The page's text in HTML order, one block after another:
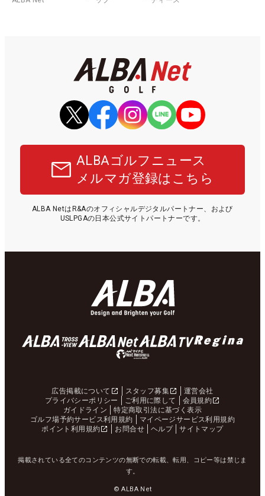
ALBAゴルフニュース
メルマガ登録はこちら
ALBA NetはR&Aのオフィシャルデジタルパートナー、および
USLPGAの日本公式サイトパートナーです。
広告掲載について スタッフ募集
運営会社
プライバシーポリシー
ご利用に際して
会員規約
ガイドライン
特定商取引法に基づく表示
ゴルフ場予約サービス利用規約
マイページサービス利用規約
ポイント利用規約
お問合せ ヘルプ サイトマップ
掲載されている全てのコンテンツの無断での転載、転用、コピー等は禁じま
す。
© ALBA Net